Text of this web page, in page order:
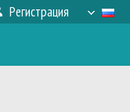
Регистрация